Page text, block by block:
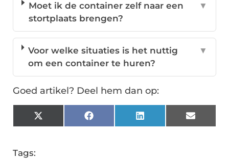
Moet ik de container zelf naar een
stortplaats brengen?
▼
Voor welke situaties is het nuttig
om een container te huren?
▼
Goed artikel? Deel hem dan op:
X
(Twitter)
Facebook LinkedIn Email
Tags: